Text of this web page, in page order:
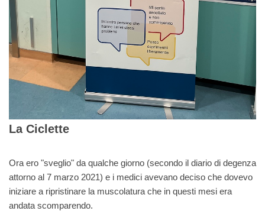
La Ciclette
Ora ero "sveglio" da qualche giorno (secondo il diario di degenza
attorno al 7 marzo 2021) e i medici avevano deciso che dovevo
iniziare a ripristinare la muscolatura che in questi mesi era
andata scomparendo.